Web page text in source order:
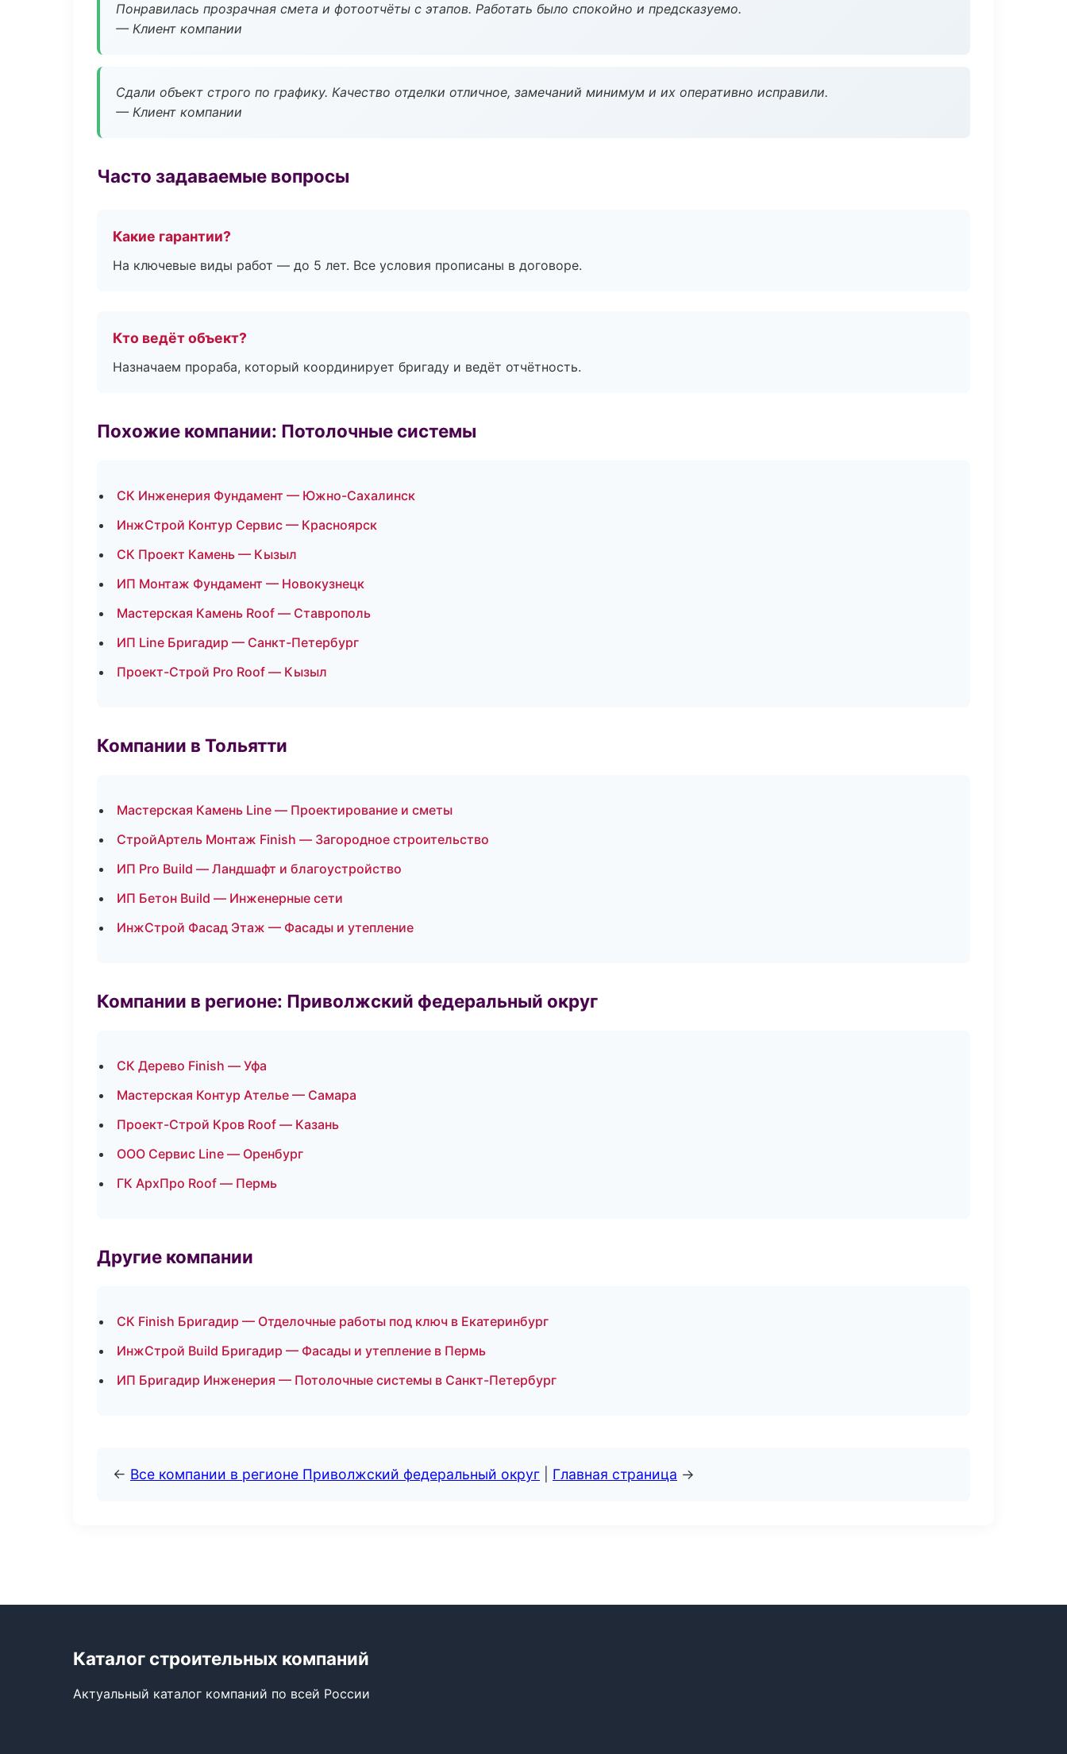
Понравилась прозрачная смета и фотоотчёты с этапов. Работать было спокойно и предсказуемо.
— Клиент компании
Сдали объект строго по графику. Качество отделки отличное, замечаний минимум и их оперативно исправили.
— Клиент компании
Часто задаваемые вопросы
Какие гарантии?
На ключевые виды работ — до 5 лет. Все условия прописаны в договоре.
Кто ведёт объект?
Назначаем прораба, который координирует бригаду и ведёт отчётность.
Похожие компании: Потолочные системы
СК Инженерия Фундамент — Южно-Сахалинск
ИнжСтрой Контур Сервис — Красноярск
СК Проект Камень — Кызыл
ИП Монтаж Фундамент — Новокузнецк
Мастерская Камень Roof — Ставрополь
ИП Line Бригадир — Санкт-Петербург
Проект-Строй Pro Roof — Кызыл
Компании в Тольятти
Мастерская Камень Line — Проектирование и сметы
СтройАртель Монтаж Finish — Загородное строительство
ИП Pro Build — Ландшафт и благоустройство
ИП Бетон Build — Инженерные сети
ИнжСтрой Фасад Этаж — Фасады и утепление
Компании в регионе: Приволжский федеральный округ
СК Дерево Finish — Уфа
Мастерская Контур Ателье — Самара
Проект-Строй Кров Roof — Казань
ООО Сервис Line — Оренбург
ГК АрхПро Roof — Пермь
Другие компании
СК Finish Бригадир — Отделочные работы под ключ в Екатеринбург
ИнжСтрой Build Бригадир — Фасады и утепление в Пермь
ИП Бригадир Инженерия — Потолочные системы в Санкт-Петербург
← Все компании в регионе Приволжский федеральный округ Главная страница →
Каталог строительных компаний
Актуальный каталог компаний по всей России